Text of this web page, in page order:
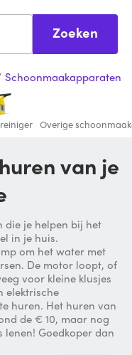
Zoeken
Schoonmaakapparaten
Overige
die je helpen bij het
in je huis.
om het water met
De motor loopt, of
voor kleine klusjes
elektrische
huren. Het huren van
de € 10, maar nog
Goedkoper dan